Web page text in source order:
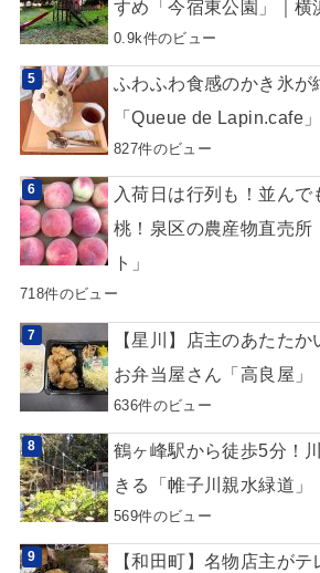
すめ「今宿東公園」｜横
0.9k件のビュー
ふわふわ食感のかき氷が
「Queue de Lapin.cafe
827件のビュー
入荷日は行列も！並んで
桃！泉区の農産物直売所
ト」
718件のビュー
【星川】店主のあたた
お弁当屋さん「高良屋」
636件のビュー
鶴ヶ峰駅から徒歩5分！
きる「帷子川親水緑道」
569件のビュー
【和田町】名物店主が